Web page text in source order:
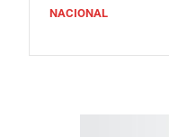
NACIONAL